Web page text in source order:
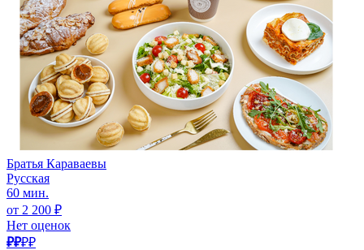
Братья Караваевы
Русская
60 мин.
от 2 200 ₽
Нет оценок
₽₽₽₽